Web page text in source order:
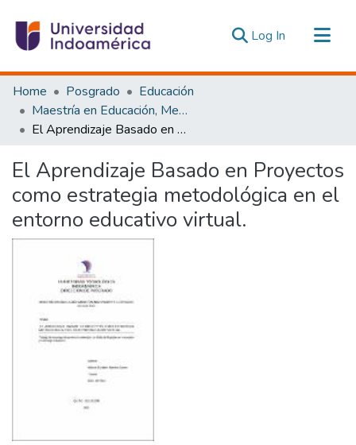
Log In (current)
Communities & Collections
All of DSpace
Statistics
Home Posgrado
Educación
Maestría en Educación, Mención Innovación y Liderazgo Educativo
El Aprendizaje Basado en Proyectos como estrategia metodológica en el entorno educativo virtual.
El Aprendizaje Basado en Proyectos
como estrategia metodológica en el
entorno educativo virtual.